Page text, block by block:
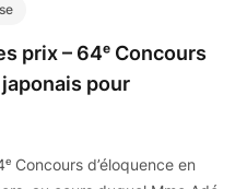
prix – 64ᵉ Concours
pour
Concours d’éloquence en